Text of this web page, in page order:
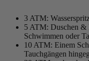
3 ATM:
5 ATM: Duschen &
Schwimmen oder
10 ATM: Einem
Tauchgängen